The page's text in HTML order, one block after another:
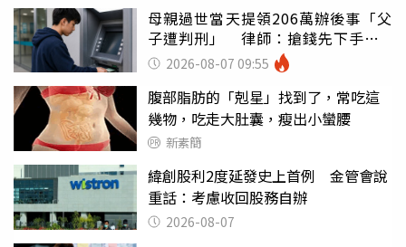
母親過世當天提領206萬辦後事「父
子遭判刑」 律師：搶錢先下手是
罪 2026-08-07 09:55
腹部脂肪的「剋星」找到了，常吃這
幾物，吃走大肚囊，瘦出小蠻腰
新素簡
緯創股利2度延發史上首例 金管會說
重話：考慮收回股務自辦
2026-08-07